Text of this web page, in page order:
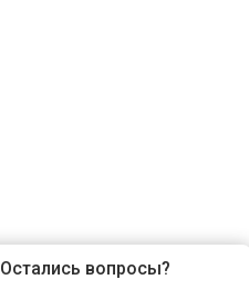
Остались вопросы?